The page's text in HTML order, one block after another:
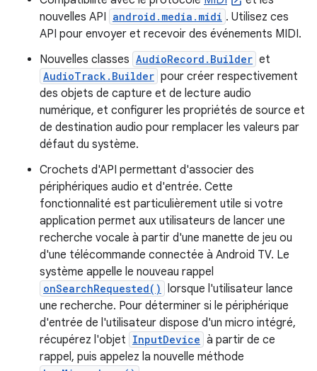
nouvelles API android.media.midi . Utilisez ces
API pour envoyer et recevoir des événements MIDI.
Nouvelles classes AudioRecord.Builder et
AudioTrack.Builder pour créer respectivement
des objets de capture et de lecture audio
numérique, et configurer les propriétés de source et
de destination audio pour remplacer les valeurs par
défaut du système.
Crochets d'API permettant d'associer des
périphériques audio et d'entrée. Cette
fonctionnalité est particulièrement utile si votre
application permet aux utilisateurs de lancer une
recherche vocale à partir d'une manette de jeu ou
d'une télécommande connectée à Android TV. Le
système appelle le nouveau rappel
onSearchRequested() lorsque l'utilisateur lance
une recherche. Pour déterminer si le périphérique
d'entrée de l'utilisateur dispose d'un micro intégré,
récupérez l'objet InputDevice à partir de ce
rappel, puis appelez la nouvelle méthode